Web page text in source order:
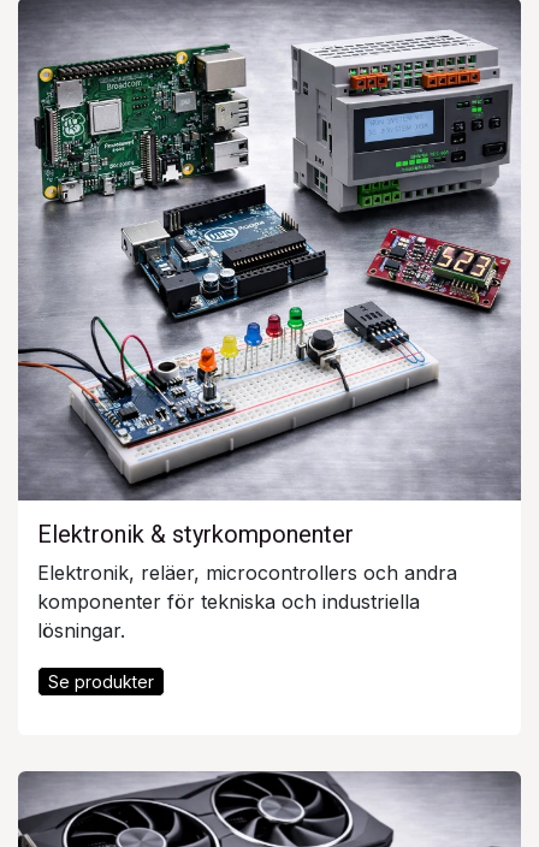
Elektronik & styrkomponenter
Elektronik, reläer, microcontrollers och andra
komponenter för tekniska och industriella
lösningar.
Se produkter